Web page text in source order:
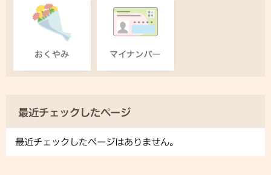
最近チェックしたページ
最近チェックしたページはありません。